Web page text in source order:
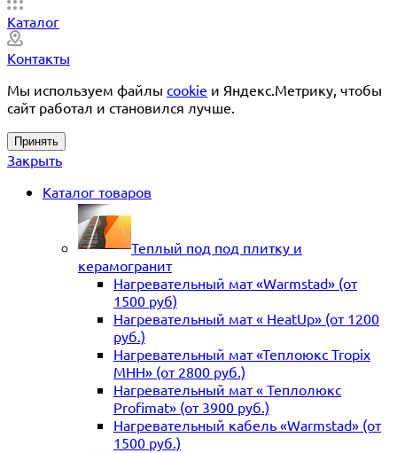
Каталог
Контакты
Мы используем файлы cookie и Яндекс.Метрику, чтобы
сайт работал и становился лучше.
Принять
Закрыть
Каталог товаров
Теплый под под плитку и
керамогранит
Нагревательный мат «Warmstad» (от
1500 руб)
Нагревательный мат « HeatUp» (от 1200
руб.)
Нагревательный мат «Теплоюкс Tropix
MHH» (от 2800 руб.)
Нагревательный мат « Теплолюкс
Profimat» (от 3900 руб.)
Нагревательный кабель «Warmstad» (от
1500 руб.)